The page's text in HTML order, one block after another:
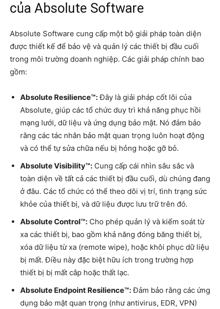
của Absolute Software
Absolute Software cung cấp một bộ giải pháp toàn diện
được thiết kế để bảo vệ và quản lý các thiết bị đầu cuối
trong môi trường doanh nghiệp. Các giải pháp chính bao
gồm:
Absolute Resilience™:Đây là giải pháp cốt lõi của
Absolute, giúp các tổ chức duy trì khả năng phục hồi
mạng lưới, dữ liệu và ứng dụng bảo mật. Nó đảm bảo
rằng các tác nhân bảo mật quan trọng luôn hoạt động
và có thể tự sửa chữa nếu bị hỏng hoặc gỡ bỏ.
Absolute Visibility™: Cung cấp cái nhìn sâu sắc và
toàn diện về tất cả các thiết bị đầu cuối, dù chúng đang
ở đâu. Các tổ chức có thể theo dõi vị trí, tình trạng sức
khỏe của thiết bị, và dữ liệu được lưu trữ trên đó.
Absolute Control™: Cho phép quản lý và kiểm soát từ
xa các thiết bị, bao gồm khả năng đóng băng thiết bị,
xóa dữ liệu từ xa (remote wipe), hoặc khôi phục dữ liệu
bị mất. Điều này đặc biệt hữu ích trong trường hợp
thiết bị bị mất cắp hoặc thất lạc.
Absolute Endpoint Resilience™:Đảm bảo rằng các ứng
dụng bảo mật quan trọng (như antivirus, EDR, VPN)